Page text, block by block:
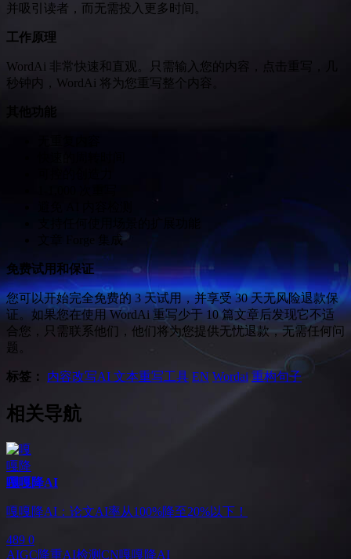
并吸引读者，而无需投入更多时间。
工作原理
WordAi 非常快速和直观。只需输入您的内容，点击重写，几
秒钟内，WordAi 将为您重写整个内容。
其他功能
文章 Forge 集成
免费试用和保证
您可以开始完全免费的 3 天试用，并享受 30 天无风险退款保
证。如果您在使用 WordAi 重写少于 10 篇文章后发现它不适
合您，只需联系他们，他们将为您提供无忧退款，无需任何问
题。
标签： 内容改写AI 文本重写工具 EN Wordai 重构句子
相关导航
嘎嘎降AI
嘎嘎降AI：论文AI率从100%降至20%以下！
489 0
AIGC降重AI检测CN嘎嘎降AI